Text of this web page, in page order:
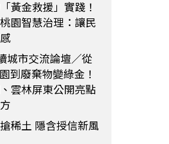
黃金救援」實踐！
園智慧治理：讓民
城市交流論壇／從
到廢棄物變綠金！
雲林屏東公開亮點
稀土 隱含授信新風